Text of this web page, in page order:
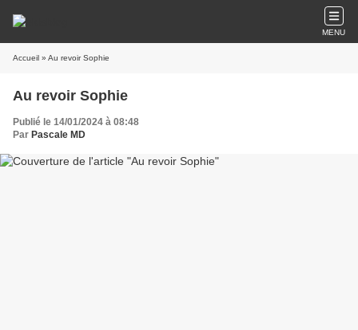
MENU
Accueil » Au revoir Sophie
Au revoir Sophie
Publié le 14/01/2024 à 08:48
Par Pascale MD